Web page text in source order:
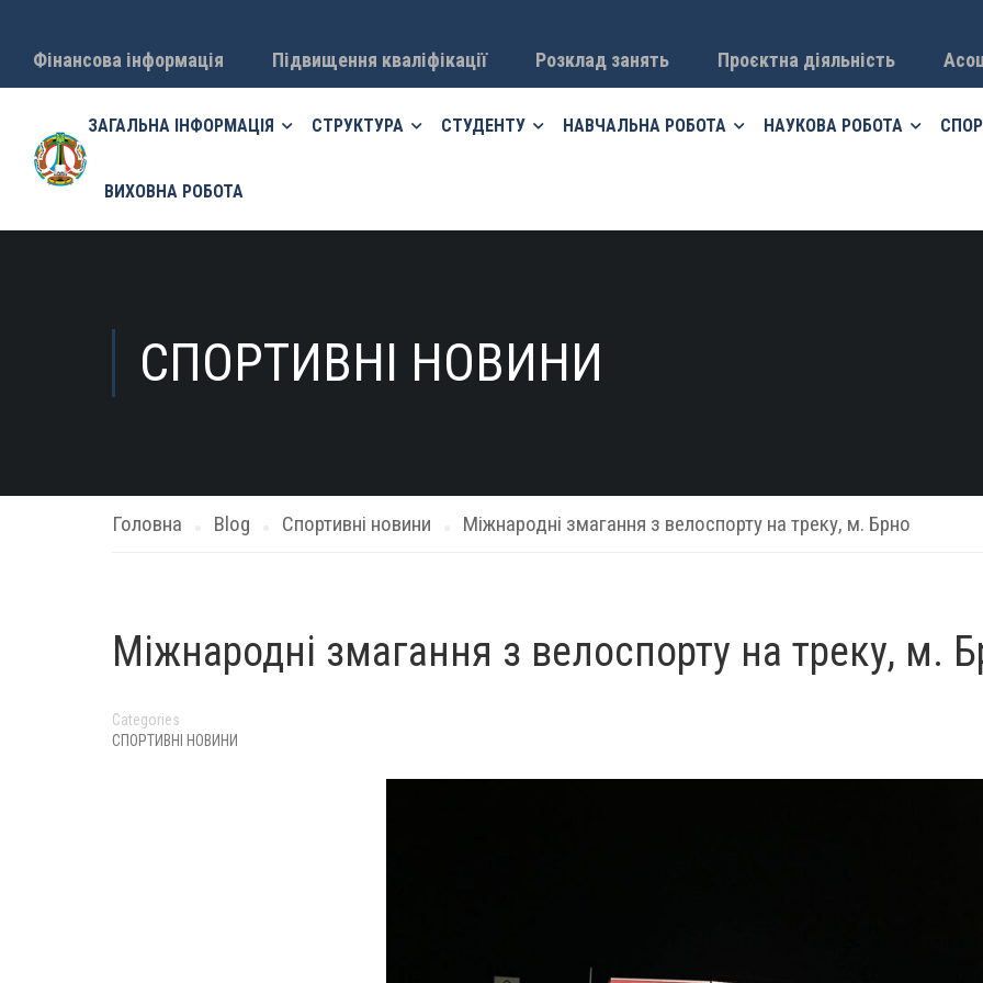
Фінансова інформація Підвищення кваліфікації Розклад занять Проєктна діяльність
ЗАГАЛЬНА ІНФОРМАЦІЯ СТРУКТУРА СТУДЕНТУ НАВЧАЛЬНА РОБОТА НАУКОВА РОБОТА
ВИХОВНА РОБОТА
СПОРТИВНІ НОВИНИ
Головна Blog Спортивні новини Міжнародні змагання з велоспорту на треку, м. Брно
Міжнародні змагання з велоспорту на треку, м.
Categories
СПОРТИВНІ НОВИНИ